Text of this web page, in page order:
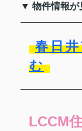
▼ 物件情報が
春日
む
LCCM